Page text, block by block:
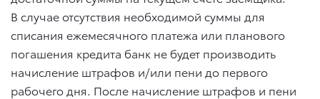
В случае отсутствия необходимой суммы для
списания ежемесячного платежа или планового
погашения кредита банк не будет производить
начисление штрафов и/или пени до первого
рабочего дня. После начисление штрафов и пени